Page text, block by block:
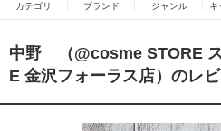
カテゴリ ブランド ジャンル キ
中野 （@cosme STORE
E 金沢フォーラス店）のレ